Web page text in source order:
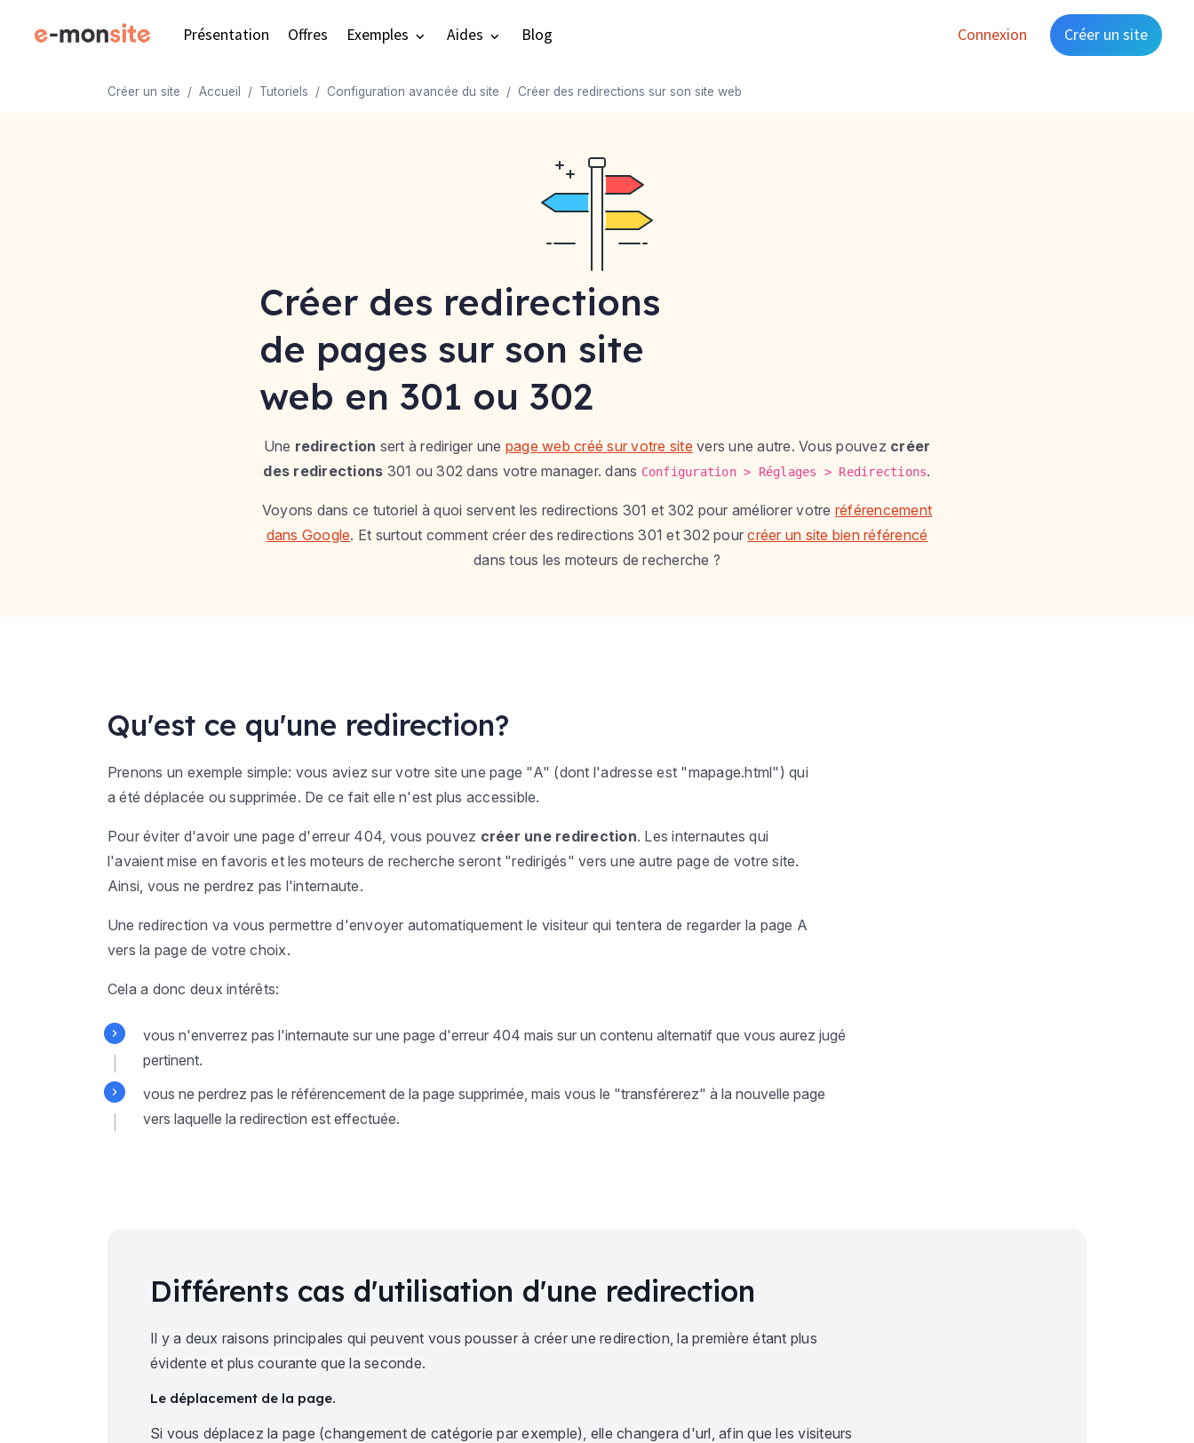
Présentation Offres Exemples Aides Blog Connexion Créer un site
Créer un site Accueil Tutoriels Configuration avancée du site Créer des redirections sur son site web
Créer des redirections
de pages sur son site
web en 301 ou 302
Une redirection sert à rediriger une page web créé sur votre site vers une autre. Vous pouvez créer
des redirections 301 ou 302 dans votre manager. dans Configuration > Réglages > Redirections.
Voyons dans ce tutoriel à quoi servent les redirections 301 et 302 pour améliorer votre référencement
dans Google. Et surtout comment créer des redirections 301 et 302 pourcréer un site bien référencé
dans tous les moteurs de recherche ?
Qu'est ce qu'une redirection?
Prenons un exemple simple: vous aviez sur votre site une page "A" (dont l'adresse est "mapage.html") qui
a été déplacée ou supprimée. De ce fait elle n'est plus accessible.
Pour éviter d'avoir une page d'erreur 404, vous pouvez créer une redirection. Les internautes qui
l'avaient mise en favoris et les moteurs de recherche seront "redirigés" vers une autre page de votre site.
Ainsi, vous ne perdrez pas l'internaute.
Une redirection va vous permettre d'envoyer automatiquement le visiteur qui tentera de regarder la page A
vers la page de votre choix.
Cela a donc deux intérêts:
vous n'enverrez pas l'internaute sur une page d'erreur 404 mais sur un contenu alternatif que vous aurez jugé
pertinent.
vous ne perdrez pas le référencement de la page supprimée, mais vous le "transférerez" à la nouvelle page
vers laquelle la redirection est effectuée.
Différents cas d'utilisation d'une redirection
Il y a deux raisons principales qui peuvent vous pousser à créer une redirection, la première étant plus
évidente et plus courante que la seconde.
Le déplacement de la page.
Si vous déplacez la page (changement de catégorie par exemple), elle changera d'url, afin que les visiteurs